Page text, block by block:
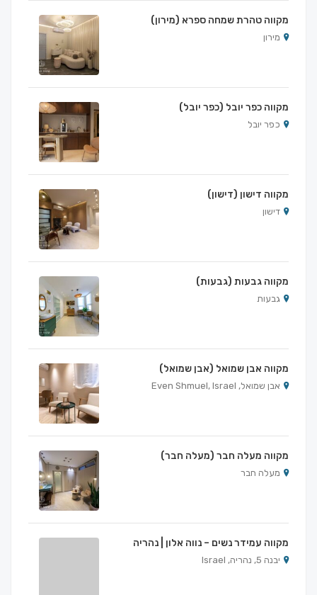
מקווה טהרת שמחה ספרא (מירון)
מירון
מקווה כפר יובל (כפר יובל)
כפר יובל
מקווה דישון (דישון)
דישון
מקווה גבעות (גבעות)
גבעות
מקווה אבן שמואל (אבן שמואל)
אבן שמואל, Even Shmuel, Israel
מקווה מעלה חבר (מעלה חבר)
מעלה חבר
מקווה עמידר נשים – נווה אלון | נהריה
יבנה 5, נהריה, Israel